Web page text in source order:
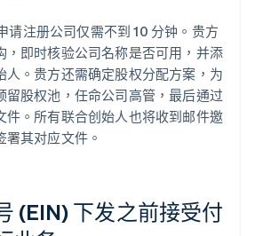
注册公司仅需不到 10 分钟。贵方
，即时核验公司名称是否可用，并添
人。贵方还需确定股权分配方案，为
留股权池，任命公司高管，最后通过
件。所有联合创始人也将收到邮件邀
其对应文件。
(EIN) 下发之前接受付